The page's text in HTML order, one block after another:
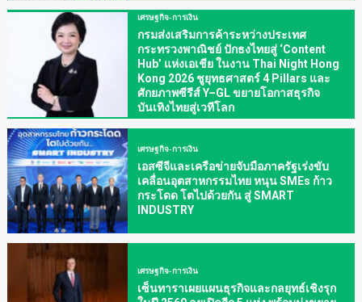
เศรษฐกิจ-การเงิน
กรมส่งเสริมการค้าระหว่างประเทศ
กระทรวงพาณิชย์ ปักธงไทยสู่ ‘Content
Hub’ แห่งเอเชีย ในงาน Thai Night Hong
Kong 2026 ชูยุทธศาสตร์ 4 Pillars และ
ศักยภาพซีรีส์ Y–GL ขยายโอกาสธุรกิจ
บันเทิงไทยสู่เวทีโลก
เศรษฐกิจ-การเงิน
เอสซีจีและเครือข่ายจับมือภาครัฐเร่งขับ
เคลื่อนอุตสาหกรรมไทย หนุน SMEs ก้าว
กระโดด โตไปด้วยกัน สู่ SMART
INDUSTRY
เศรษฐกิจ-การเงิน
เซ็นทาราเผยแผนธุรกิจและกลยุทธ์เชิงรุก